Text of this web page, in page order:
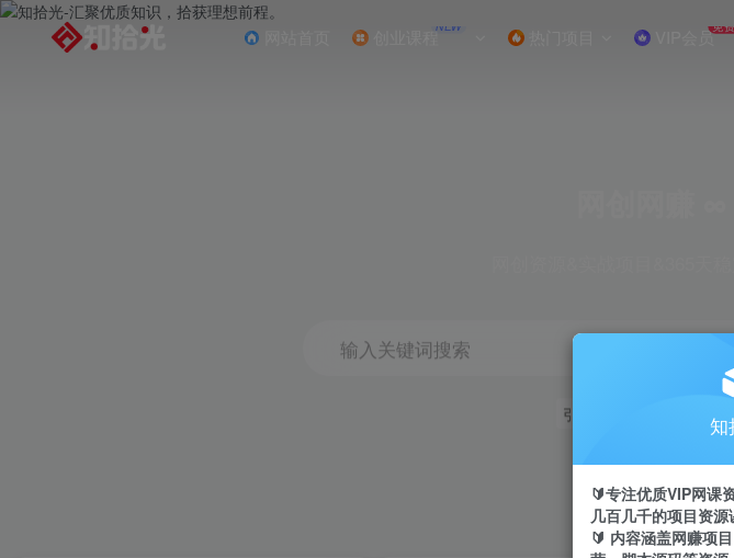
创业课程NEW VIP会员免
输入关键词搜索
引流 快
知
🔰专注优质VIP网课
几百几千的项目资
🔰 内容涵盖网赚项